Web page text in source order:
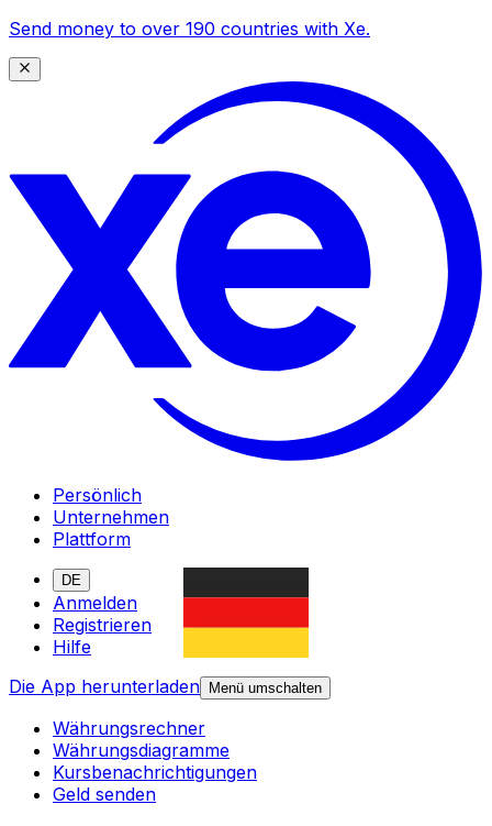
Send money to over 190 countries with Xe.
Persönlich
Unternehmen
Plattform
DE
Anmelden
Registrieren
Hilfe
Die App herunterladen
Menü umschalten
Währungsrechner
Währungsdiagramme
Kursbenachrichtigungen
Geld senden